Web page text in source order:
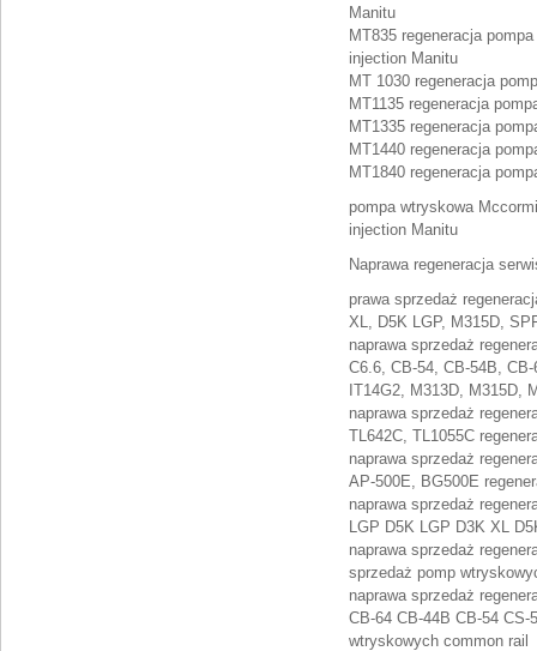
Manitu
MT835 regeneracja
injection Manitu
MT 1030 regeneracja
MT1135 regeneracja
MT1335 regeneracja
MT1440 regeneracja
MT1840 regeneracja
pompa wtryskowa
injection Manitu
Naprawa regeneracja
prawa sprzedaż
XL, D5K LGP, M315D,
naprawa sprzedaż
C6.6, CB-54, CB-54B,
IT14G2, M313D, M315D,
naprawa sprzedaż
TL642C, TL1055C
naprawa sprzedaż
AP-500E, BG500E
naprawa sprzedaż
LGP D5K LGP D3K XL
naprawa sprzedaż
sprzedaż pomp
naprawa sprzedaż
CB-64 CB-44B CB-54 CS-
wtryskowych common rail